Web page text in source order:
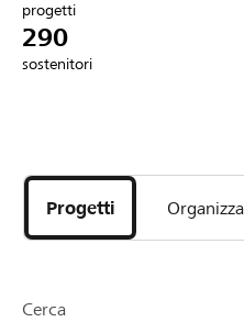
Collegarsi
DE FR IT
progetti
290
sostenitori
i
progetti
e
della
Progetti
Cerca